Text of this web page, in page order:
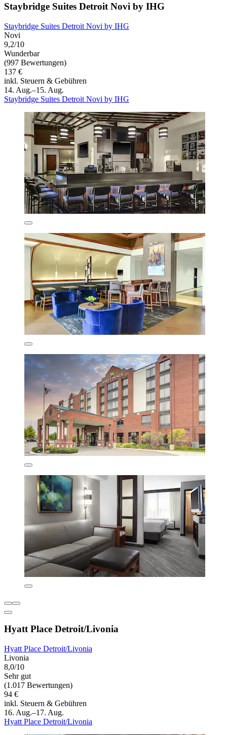
Staybridge Suites Detroit Novi by IHG
Staybridge Suites Detroit Novi by IHG
Novi
9,2/10
Wunderbar
(997 Bewertungen)
137 €
inkl. Steuern & Gebühren
14. Aug.–15. Aug.
Staybridge Suites Detroit Novi by IHG
Hyatt Place Detroit/Livonia
Hyatt Place Detroit/Livonia
Livonia
8,0/10
Sehr gut
(1.017 Bewertungen)
94 €
inkl. Steuern & Gebühren
16. Aug.–17. Aug.
Hyatt Place Detroit/Livonia